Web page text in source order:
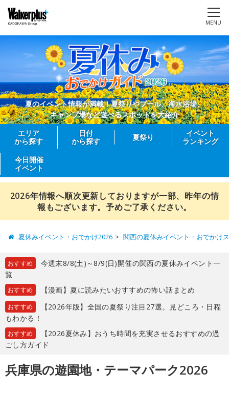
MENU
夏のイベント情報が満載！夏祭りやプール、海水浴場、
キャンプ場など遊べるスポットを大紹介
エリア
から探す
日付
から探す
夏祭り
イベント
ランキング
今日開催
イベント
2026年情報へ順次更新しておりますが一部、昨年の情
報もございます。予めご了承ください。
夏休みイベント・おでかけ2026 関西の夏休みイベント・おでかけ
おすすめ
今週末8/8(土)～8/9(日)開催の関西の夏休みイベント一
覧
おすすめ 【漫画】夏に読みたいおすすめの怖い話まとめ
おすすめ
【2026年版】全国の夏祭り注目27選。見どころ・日程
もわかる！
おすすめ
【2026夏休み】おうち時間を充実させるおすすめの過
ごし方ガイド
兵庫県の遊園地・テーマパーク2026